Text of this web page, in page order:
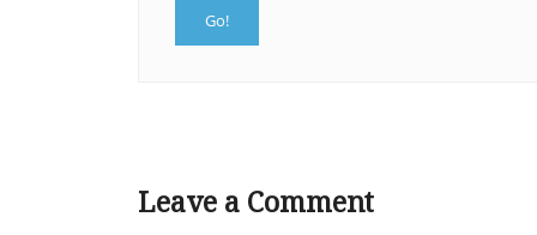
Leave a Comment